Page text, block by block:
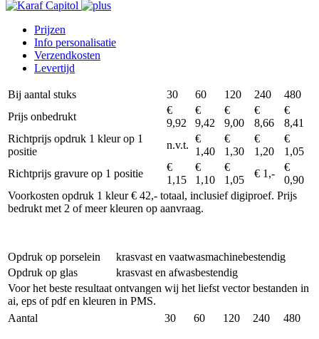
Prijzen
Info personalisatie
Verzendkosten
Levertijd
Bij aantal stuks 30 60 120 240
480
Prijs onbedrukt
€
9,92
€
9,42
€
9,00
€
8,66
€
8,41
Richtprijs opdruk 1 kleur op 1
positie
n.v.t.
€
1,40
€
1,30
€
1,20
€
1,05
Richtprijs gravure op 1 positie
€
1,15
€
1,10
€
1,05
€ 1,-
€
0,90
Voorkosten opdruk 1 kleur € 42,- totaal, inclusief digiproef. Prijs
bedrukt met 2 of meer kleuren op aanvraag.
Opdruk op porselein
krasvast en vaatwasmachinebestendig
Opdruk op glas
krasvast en afwasbestendig
Voor het beste resultaat ontvangen wij het liefst vector bestanden in
ai, eps of pdf en kleuren in PMS.
Aantal
30 60 120 240 480